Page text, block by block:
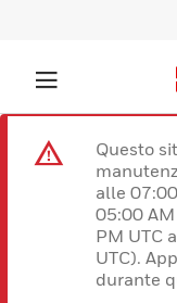
Questo
alle
05:00
PM UTC
UTC).
durante